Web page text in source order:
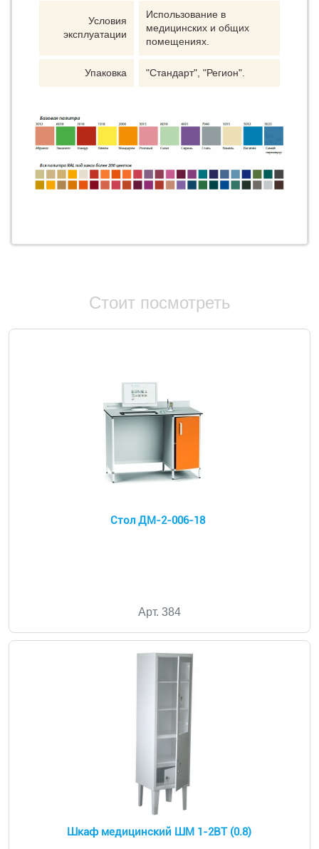
Условия
эксплуатации
Использование в
медицинских и общих
помещениях.
Упаковка "Стандарт", "Регион".
Стоит посмотреть
Стол ДМ-2-006-18
Арт. 384
Шкаф медицинский ШМ 1-2ВТ (0.8)